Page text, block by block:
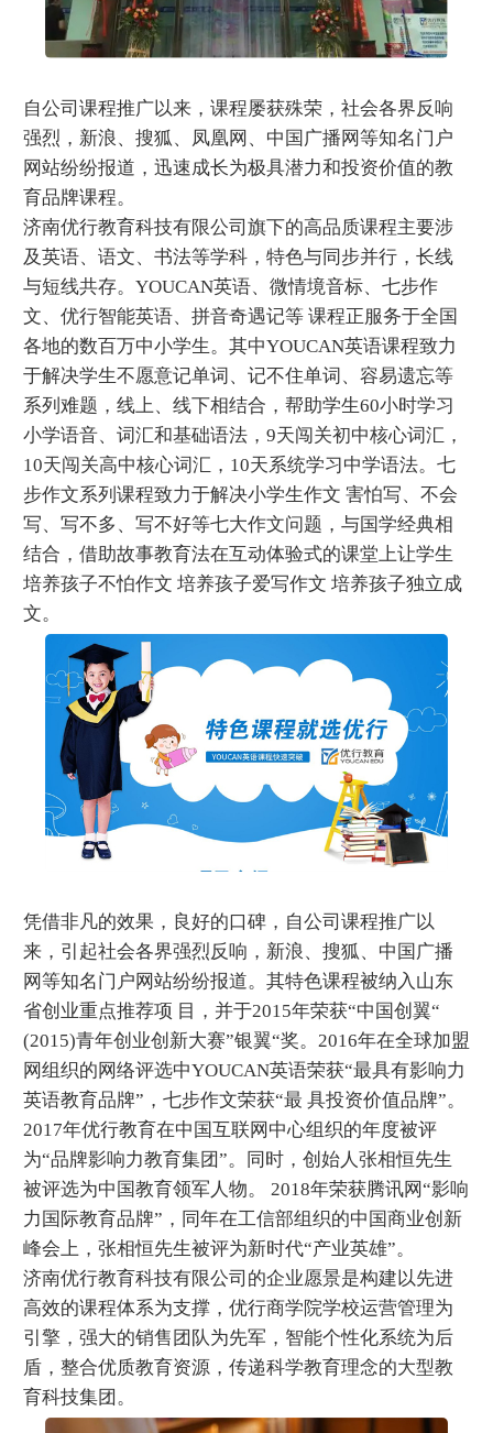
自公司课程推广以来，课程屡获殊荣，社会各界反响
强烈，新浪、搜狐、凤凰网、中国广播网等知名门户
网站纷纷报道，迅速成长为极具潜力和投资价值的教
育品牌课程。
济南优行教育科技有限公司旗下的高品质课程主要涉
及英语、语文、书法等学科，特色与同步并行，长线
与短线共存。YOUCAN英语、微情境音标、七步作
文、优行智能英语、拼音奇遇记等 课程正服务于全国
各地的数百万中小学生。其中YOUCAN英语课程致力
于解决学生不愿意记单词、记不住单词、容易遗忘等
系列难题，线上、线下相结合，帮助学生60小时学习
小学语音、词汇和基础语法，9天闯关初中核心词汇，
10天闯关高中核心词汇，10天系统学习中学语法。七
步作文系列课程致力于解决小学生作文 害怕写、不会
写、写不多、写不好等七大作文问题，与国学经典相
结合，借助故事教育法在互动体验式的课堂上让学生
培养孩子不怕作文 培养孩子爱写作文 培养孩子独立成
文。
凭借非凡的效果，良好的口碑，自公司课程推广以
来，引起社会各界强烈反响，新浪、搜狐、中国广播
网等知名门户网站纷纷报道。其特色课程被纳入山东
省创业重点推荐项 目，并于2015年荣获“中国创翼“
(2015)青年创业创新大赛”银翼“奖。2016年在全球加盟
网组织的网络评选中YOUCAN英语荣获“最具有影响力
英语教育品牌”，七步作文荣获“最 具投资价值品牌”。
2017年优行教育在中国互联网中心组织的年度被评
为“品牌影响力教育集团”。同时，创始人张相恒先生
被评选为中国教育领军人物。 2018年荣获腾讯网“影响
力国际教育品牌”，同年在工信部组织的中国商业创新
峰会上，张相恒先生被评为新时代“产业英雄”。
济南优行教育科技有限公司的企业愿景是构建以先进
高效的课程体系为支撑，优行商学院学校运营管理为
引擎，强大的销售团队为先军，智能个性化系统为后
盾，整合优质教育资源，传递科学教育理念的大型教
育科技集团。